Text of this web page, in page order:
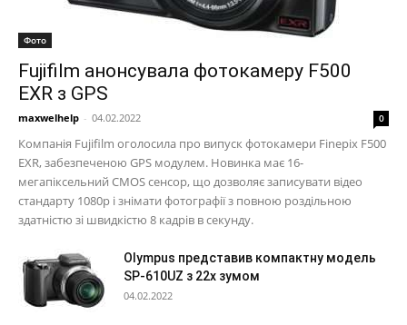
Фото
Fujifilm анонсувала фотокамеру F500
EXR з GPS
maxwelhelp - 04.02.2022 0
Компанія Fujifilm оголосила про випуск фотокамери Finepix F500
EXR, забезпеченою GPS модулем. Новинка має 16-
мегапіксельний CMOS сенсор, що дозволяє записувати відео
стандарту 1080p і знімати фотографії з повною роздільною
здатністю зі швидкістю 8 кадрів в секунду.
Olympus представив компактну модель
SP-610UZ з 22х зумом
04.02.2022